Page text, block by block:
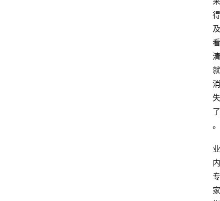
得
及
看
清
就
消
失
了
。
业
内
专
家